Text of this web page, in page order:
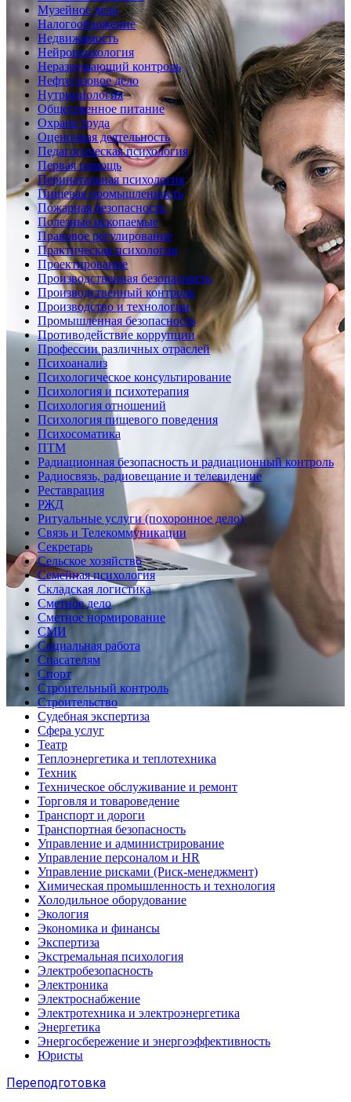
Музейное дело
Налогообложение
Недвижимость
Нейропсихология
Неразрушающий контроль
Нефтегазовое дело
Нутрициология
Общественное питание
Охрана труда
Оценочная деятельность
Педагогическая психология
Первая помощь
Перинатальная психология
Пищевая промышленность
Пожарная безопасность
Полезные ископаемые
Правовое регулирование
Практическая психология
Проектирование
Производственная безопасность
Производственный контроль
Производство и технологии
Промышленная безопасность
Противодействие коррупции
Профессии различных отраслей
Психоанализ
Психологическое консультирование
Психология и психотерапия
Психология отношений
Психология пищевого поведения
Психосоматика
ПТМ
Радиационная безопасность и радиационный контроль
Радиосвязь, радиовещание и телевидение
Реставрация
РЖД
Ритуальные услуги (похоронное дело)
Связь и Телекоммуникации
Секретарь
Сельское хозяйство
Семейная психология
Складская логистика
Сметное дело
Сметное нормирование
СМИ
Социальная работа
Спасателям
Спорт
Строительный контроль
Строительство
Судебная экспертиза
Сфера услуг
Театр
Теплоэнергетика и теплотехника
Техник
Техническое обслуживание и ремонт
Торговля и товароведение
Транспорт и дороги
Транспортная безопасность
Управление и администрирование
Управление персоналом и HR
Управление рисками (Риск-менеджмент)
Химическая промышленность и технология
Холодильное оборудование
Экология
Экономика и финансы
Экспертиза
Экстремальная психология
Электробезопасность
Электроника
Электроснабжение
Электротехника и электроэнергетика
Энергетика
Энергосбережение и энергоэффективность
Юристы
Переподготовка